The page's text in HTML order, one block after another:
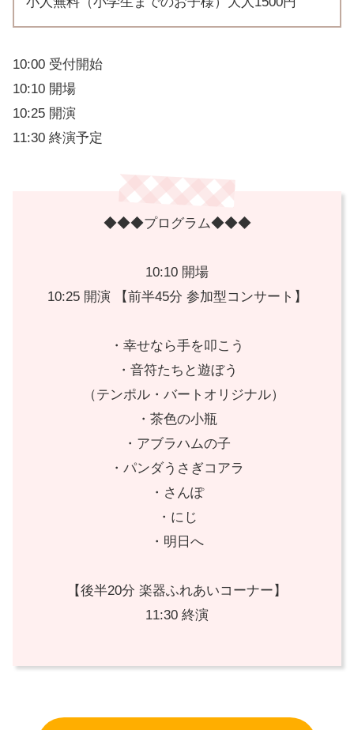
10:00 受付開始
10:10 開場
10:25 開演
11:30 終演予定
◆◆◆プログラム◆◆◆
10:10 開場
10:25 開演 【前半45分 参加型コンサート】
・幸せなら手を叩こう
・音符たちと遊ぼう
（テンポル・バートオリジナル）
・茶色の小瓶
・アブラハムの子
・パンダうさぎコアラ
・さんぽ
・にじ
・明日へ
【後半20分 楽器ふれあいコーナー】
11:30 終演